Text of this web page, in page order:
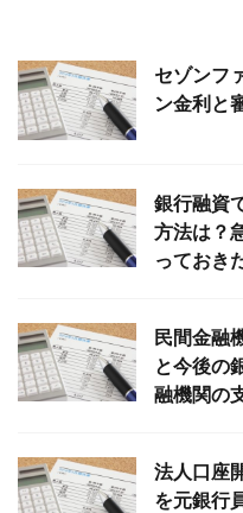
セゾンフ
ン金利と
銀行融資
方法は？
っておき
民間金融
と今後の
融機関の
法人口座
を元銀行